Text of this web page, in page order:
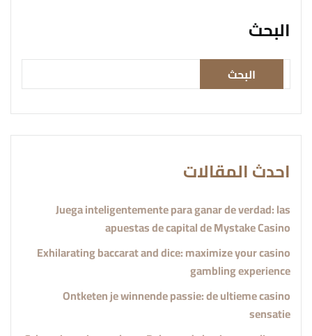
البحث
البحث
احدث المقالات
Juega inteligentemente para ganar de verdad: las
apuestas de capital de Mystake Casino
Exhilarating baccarat and dice: maximize your casino
gambling experience
Ontketen je winnende passie: de ultieme casino
sensatie